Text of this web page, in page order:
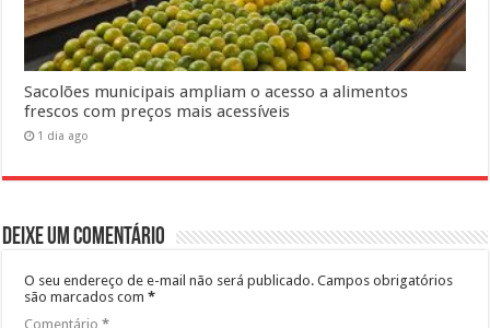
Sacolões municipais ampliam o acesso a alimentos
frescos com preços mais acessíveis
1 dia ago
Deixe um comentário
O seu endereço de e-mail não será publicado. Campos obrigatórios
são marcados com*
Comentário*